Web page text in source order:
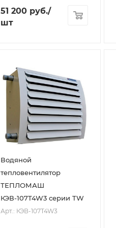
51 200 руб./
шт
Водяной
тепловентилятор
ТЕПЛОМАШ
КЭВ-107T4W3 серии TW
Арт.: КЭВ-107T4W3